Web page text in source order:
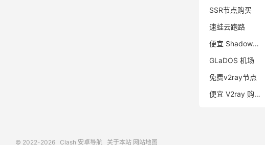
SSR节点购买
速蛙云跑路
便宜 Shadowsocks 购买
GLaDOS 机场
免费v2ray节点
便宜 V2ray 购买
© 2022-2026 Clash 安卓导航 关于本站 网站地图